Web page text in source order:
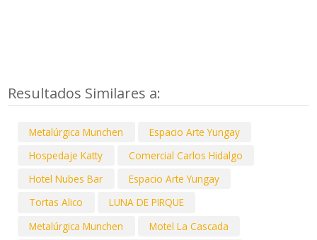
Resultados Similares a:
Metalúrgica Munchen
Espacio Arte Yungay
Hospedaje Katty
Comercial Carlos Hidalgo
Hotel Nubes Bar
Espacio Arte Yungay
Tortas Alico
LUNA DE PIRQUE
Metalúrgica Munchen
Motel La Cascada